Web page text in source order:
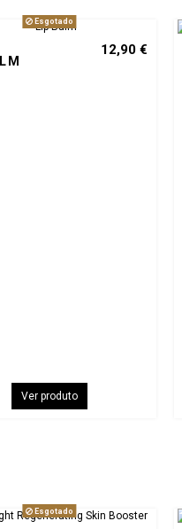
Esgotado
12,90 €
Ver produto
Esgotado